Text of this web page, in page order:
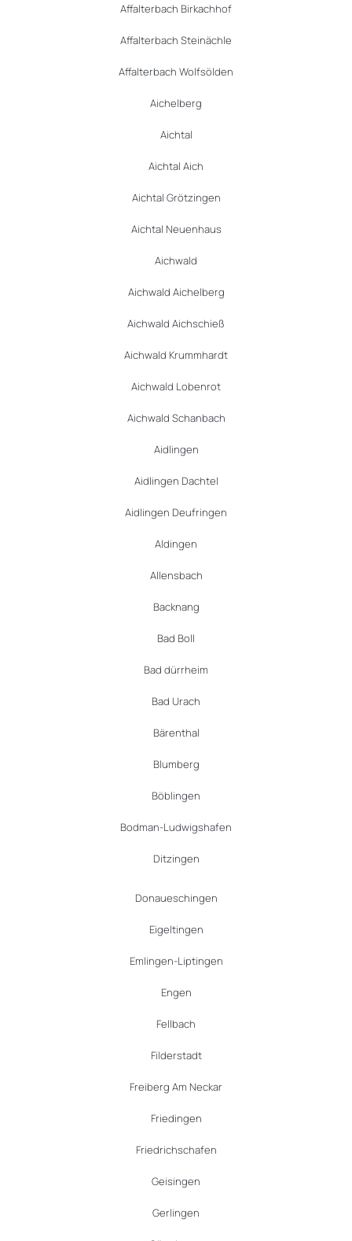
Affalterbach Birkachhof
Affalterbach Steinächle
Affalterbach Wolfsölden
Aichelberg
Aichtal
Aichtal Aich
Aichtal Grötzingen
Aichtal Neuenhaus
Aichwald
Aichwald Aichelberg
Aichwald Aichschieß
Aichwald Krummhardt
Aichwald Lobenrot
Aichwald Schanbach
Aidlingen
Aidlingen Dachtel
Aidlingen Deufringen
Aldingen
Allensbach
Backnang
Bad Boll
Bad dürrheim
Bad Urach
Bärenthal
Blumberg
Böblingen
Bodman-Ludwigshafen
Ditzingen
Donaueschingen
Eigeltingen
Emlingen-Liptingen
Engen
Fellbach
Filderstadt
Freiberg Am Neckar
Friedingen
Friedrichschafen
Geisingen
Gerlingen